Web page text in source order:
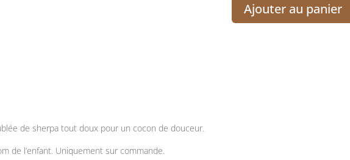
Ajouter au panier
de sherpa tout doux pour un cocon de douceur.
de l’enfant. Uniquement sur commande.